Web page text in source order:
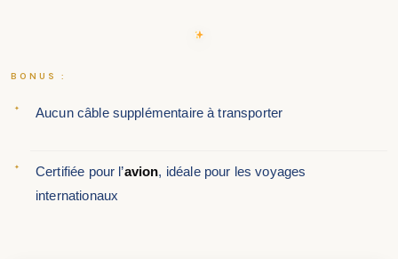
BONUS :
Aucun câble supplémentaire à transporter
Certifiée pour l’avion, idéale pour les voyages
internationaux